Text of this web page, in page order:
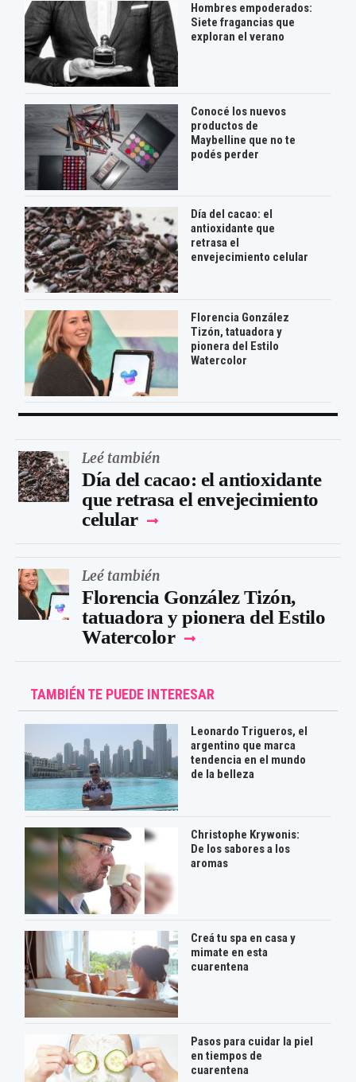
Hombres empoderados:
Siete fragancias que
exploran el verano
Conocé los nuevos
productos de
Maybelline que no te
podés perder
Día del cacao: el
antioxidante que
retrasa el
envejecimiento celular
Florencia González
Tizón, tatuadora y
pionera del Estilo
Watercolor
Leé también
Día del cacao: el antioxidante
que retrasa el envejecimiento
celular
Leé también
Florencia González Tizón,
tatuadora y pionera del Estilo
Watercolor
TAMBIÉN TE PUEDE INTERESAR
Leonardo Trigueros, el
argentino que marca
tendencia en el mundo
de la belleza
Christophe Krywonis:
De los sabores a los
aromas
Creá tu spa en casa y
mimate en esta
cuarentena
Pasos para cuidar la piel
en tiempos de
cuarentena